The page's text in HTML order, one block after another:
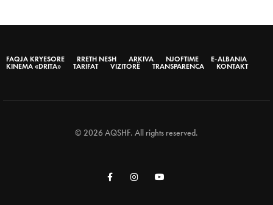
FAQJA KRYESORE RRETH NESH ARKIVA NJOFTIME
E-ALBANIA
KINEMA «DRITA»
TARIFAT VIZITORË TRANSPARENCA KONTAKT
© 2026 AQSHF. All rights reserved.